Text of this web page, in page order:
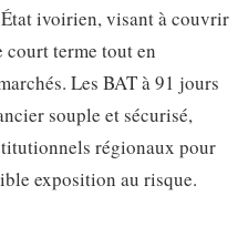
ivoirien, visant à couvrir
court terme tout en
Les BAT à 91 jours
souple et sécurisé,
régionaux pour
exposition au risque.